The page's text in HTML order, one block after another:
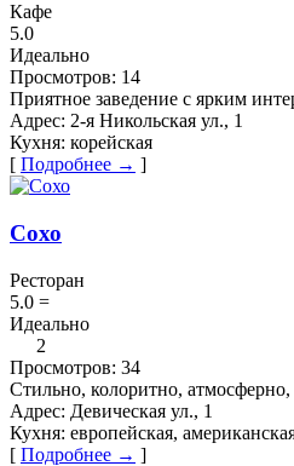
Кафе
5.0
Идеально
Просмотров: 14
Приятное заведение с ярким
Адрес: 2-я Никольская ул., 1
Кухня: корейская
[ Подробнее → ]
Сохо
Ресторан
5.0 =
Идеально
2
Просмотров: 34
Стильно, колоритно, атмосферно,
Адрес: Девическая ул., 1
Кухня: европейская,
[ Подробнее → ]